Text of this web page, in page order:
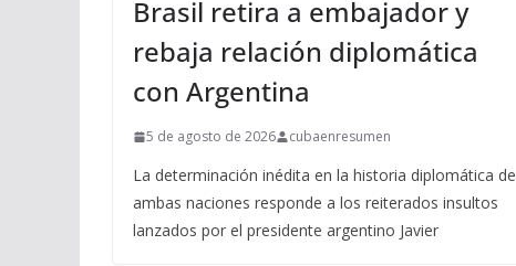
Brasil retira a embajador y
rebaja relación diplomática
con Argentina
5 de agosto de 2026 cubaenresumen
La determinación inédita en la historia diplomática de
ambas naciones responde a los reiterados insultos
lanzados por el presidente argentino Javier